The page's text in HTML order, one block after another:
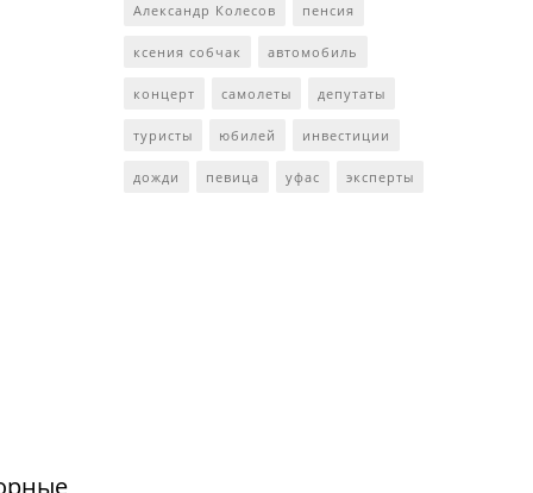
Александр Колесов пенсия
ксения собчак автомобиль
концерт самолеты депутаты
туристы юбилей инвестиции
дожди певица уфас эксперты